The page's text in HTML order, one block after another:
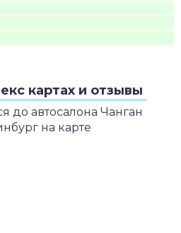
картах и отзывы
до автосалона Чанган
на карте